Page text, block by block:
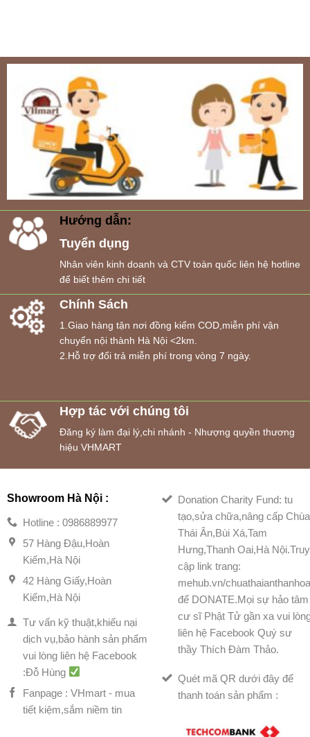
Hướng dẫn:
Tuyển dụng
Nhân viên kinh doanh và CTV toàn quốc liên hệ hotline
để biết thêm chi tiết
Chính Sách
1.Giao hàng tận nơi đồng kiểm COD,miễn phí vận
chuyển nội thành Hà Nội <2km.
2.Hỗ trợ đổi trả miễn phí trong vòng 7 ngày.
Hợp tác với chúng tôi
Đăng ký làm đại lý,chi nhánh - Nhượng quyền thương
hiệu VHMART
Showroom Hà Nội :
Hotline : 0986889977
57 Hàng Đậu,Hoàn
Kiếm,Hà Nội
42 Hàng Giấy,Hoàn
Kiếm,Hà Nội
Tư vấn kỹ thuật,khiếu nại
dịch vụ,bảo hành sản phẩm
vui lòng liên hệ Facebook
:Đỗ Hùng
Fanpage : VHmart - mua
tiết kiệm,sắm niềm tin
Donation Charity Fund: tu
tạo,sửa chữa,nâng cấp Chùa
Thái Ân,Bùi Xá,Tam
Hưng,Thanh Oai,Hà Nội.Truy
cập link trang:
mehub.vn/
để DONATE.Mọi sự hảo tâm
cư sĩ Phật Tử gần xa vui
liên hệ Facebook Quý sư
thầy Thích Đàm Thảo.
Quét mã QR dưới đây để
thanh toán sản phẩm :